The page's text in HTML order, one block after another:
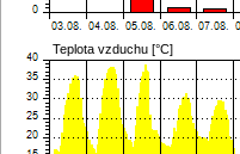
Teplota vzduchu [°C]